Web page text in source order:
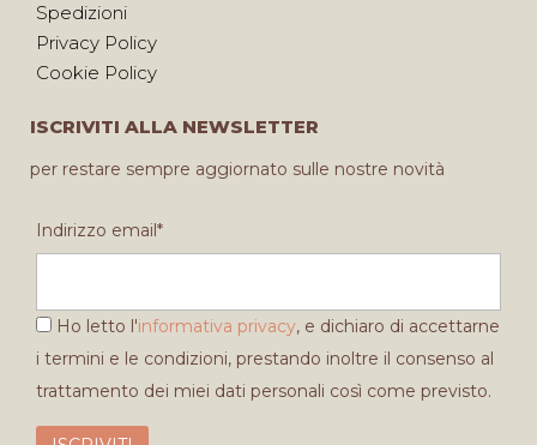
Spedizioni
Privacy Policy
Cookie Policy
ISCRIVITI ALLA NEWSLETTER
per restare sempre aggiornato sulle nostre novità
Indirizzo email*
Ho letto l'informativa privacy, e dichiaro di accettarne
i termini e le condizioni, prestando inoltre il consenso al
trattamento dei miei dati personali così come previsto.